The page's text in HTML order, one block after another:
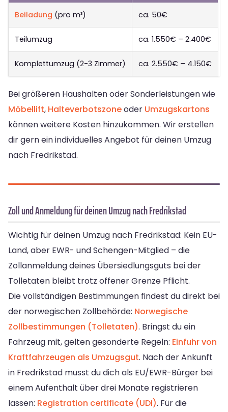
Beiladung (pro m³) ca. 50€
Teilumzug ca. 1.550€ – 2.400€
Komplettumzug (2-3 Zimmer) ca. 2.550€ – 4.150€
Bei größeren Haushalten oder Sonderleistungen wie
Möbellift, Halteverbotszoneoder Umzugskartons
können weitere Kosten hinzukommen. Wir erstellen
dir gern ein individuelles Angebot für deinen Umzug
nach Fredrikstad.
Zoll und Anmeldung für deinen Umzug nach Fredrikstad
Wichtig für deinen Umzug nach Fredrikstad: Kein EU-
Land, aber EWR- und Schengen-Mitglied – die
Zollanmeldung deines Übersiedlungsguts bei der
Tolletaten bleibt trotz offener Grenze Pflicht.
Die vollständigen Bestimmungen findest du direkt bei
der norwegischen Zollbehörde: Norwegische
Zollbestimmungen (Tolletaten). Bringst du ein
Fahrzeug mit, gelten gesonderte Regeln: Einfuhr von
Kraftfahrzeugen als Umzugsgut. Nach der Ankunft
in Fredrikstad musst du dich als EU/EWR-Bürger bei
einem Aufenthalt über drei Monate registrieren
lassen: Registration certificate (UDI). Für die